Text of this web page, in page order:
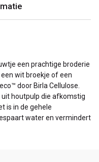
een prachtige broderie
wit broekje of een
door Birla Cellulose.
houtpulp die afkomstig
is in de gehele
water en vermindert